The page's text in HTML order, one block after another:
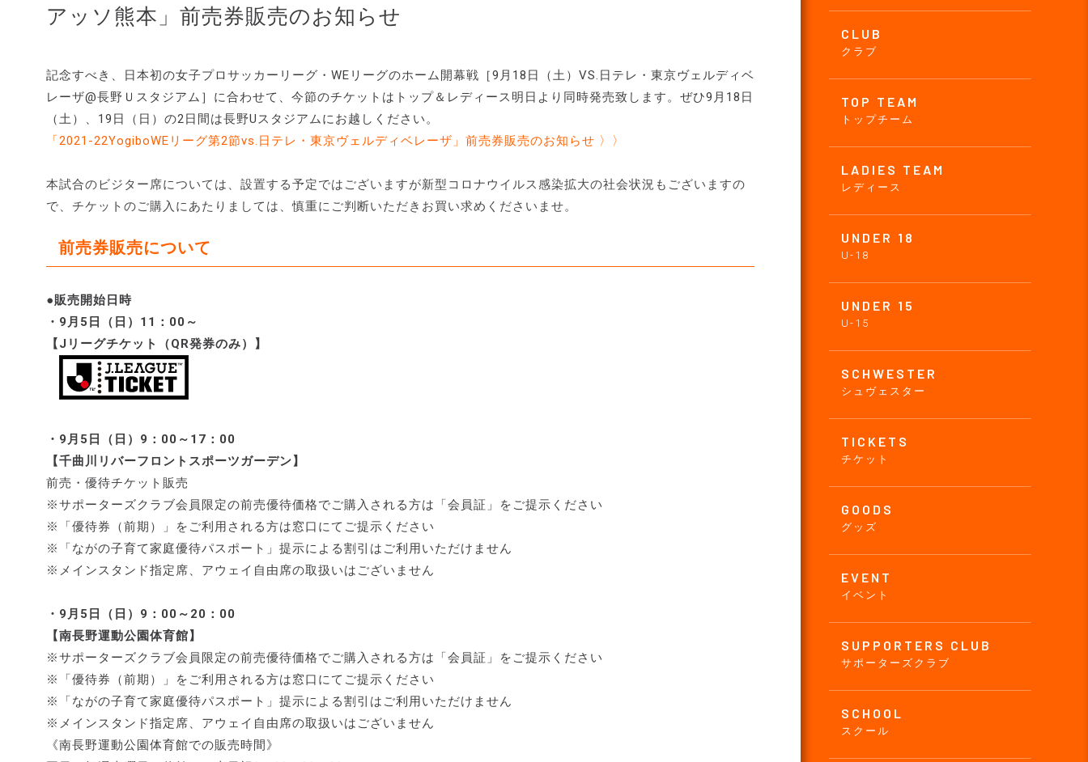
CLUB
クラブ
TOP TEAM
トップチーム
LADIES TEAM
レディース
UNDER 18
U-18
UNDER 15
U-15
SCHWESTER
シュヴェスター
TICKETS
チケット
GOODS
グッズ
EVENT
イベント
SUPPORTERS CLUB
サポーターズクラブ
SCHOOL
スクール
アッソ熊本」前売券販売のお知らせ
記念すべき、日本初の女子プロサッカーリーグ・WEリーグのホーム開幕戦［9月18日（土）VS.日テレ・東京ヴェルディベ
レーザ@長野Ｕスタジアム］に合わせて、今節のチケットはトップ＆レディース明日より同時発売致します。ぜひ9月18日
（土）、19日（日）の2日間は長野Uスタジアムにお越しください。
「2021-22YogiboWEリーグ第2節vs.日テレ・東京ヴェルディベレーザ」前売券販売のお知らせ 〉〉
本試合のビジター席については、設置する予定ではございますが新型コロナウイルス感染拡大の社会状況もございますの
で、チケットのご購入にあたりましては、慎重にご判断いただきお買い求めくださいませ。
前売券販売について
●販売開始日時
・9月5日（日）11：00～
【Jリーグチケット（QR発券のみ）】
・9月5日（日）9：00～17：00
【千曲川リバーフロントスポーツガーデン】
前売・優待チケット販売
※サポーターズクラブ会員限定の前売優待価格でご購入される方は「会員証」をご提示ください
※「優待券（前期）」をご利用される方は窓口にてご提示ください
※「ながの子育て家庭優待パスポート」提示による割引はご利用いただけません
※メインスタンド指定席、アウェイ自由席の取扱いはございません
・9月5日（日）9：00～20：00
【南長野運動公園体育館】
※サポーターズクラブ会員限定の前売優待価格でご購入される方は「会員証」をご提示ください
※「優待券（前期）」をご利用される方は窓口にてご提示ください
※「ながの子育て家庭優待パスポート」提示による割引はご利用いただけません
※メインスタンド指定席、アウェイ自由席の取扱いはございません
《南長野運動公園体育館での販売時間》